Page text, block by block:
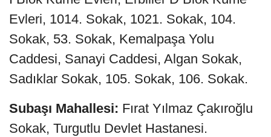
Evleri, 1014. Sokak, 1021. Sokak, 104.
Sokak, 53. Sokak, Kemalpaşa Yolu
Caddesi, Sanayi Caddesi, Algan Sokak,
Sadıklar Sokak, 105. Sokak, 106. Sokak.
Subaşı Mahallesi: Fırat Yılmaz Çakıroğlu
Sokak, Turgutlu Devlet Hastanesi.